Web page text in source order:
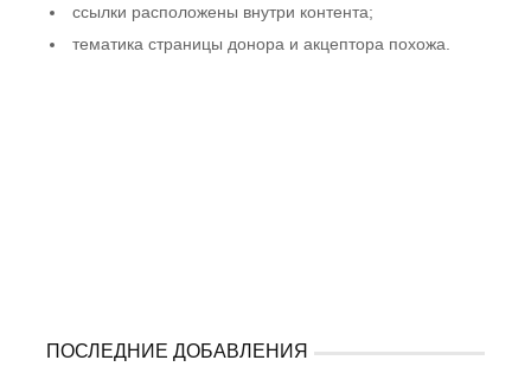
ссылки расположены внутри контента;
тематика страницы донора и акцептора похожа.
ПОСЛЕДНИЕ ДОБАВЛЕНИЯ